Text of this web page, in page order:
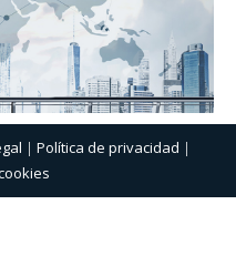
| Política de privacidad |